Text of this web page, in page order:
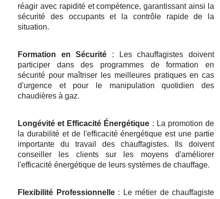
réagir avec rapidité et compétence, garantissant ainsi la
sécurité des occupants et la contrôle rapide de la
situation.
Formation en Sécurité : Les chauffagistes doivent
participer dans des programmes de formation en
sécurité pour maîtriser les meilleures pratiques en cas
d'urgence et pour le manipulation quotidien des
chaudières à gaz.
Longévité et Efficacité Énergétique : La promotion de
la durabilité et de l'efficacité énergétique est une partie
importante du travail des chauffagistes. Ils doivent
conseiller les clients sur les moyens d'améliorer
l'efficacité énergétique de leurs systèmes de chauffage.
Flexibilité Professionnelle: Le métier de chauffagiste